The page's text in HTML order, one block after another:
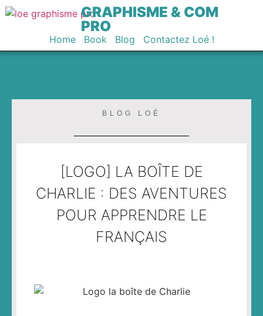
GRAPHISME & COM
PRO
Home Book Blog Contactez Loé !
BLOG LOÉ
[LOGO] LA BOÎTE DE
CHARLIE : DES AVENTURES
POUR APPRENDRE LE
FRANÇAIS